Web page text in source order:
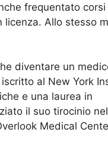
frequentato corsi
Allo stesso
diventare un
al New York
e una laurea in
il suo tirocinio nel
Medical